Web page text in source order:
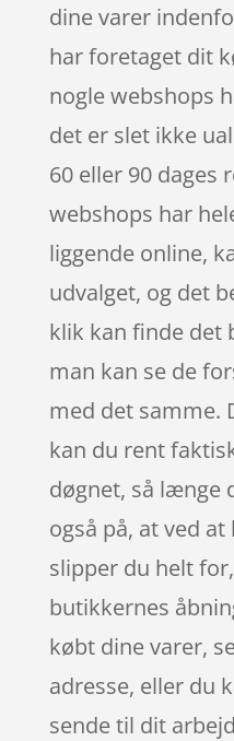
dine varer
har foretaget dit
nogle webshops
det er slet ikke
60 eller 90 dages
webshops har
liggende online,
udvalget, og det
klik kan finde det
man kan se de
med det samme.
kan du rent
døgnet, så længe
også på, at ved
slipper du helt
butikkernes
købt dine varer,
adresse, eller du
sende til dit